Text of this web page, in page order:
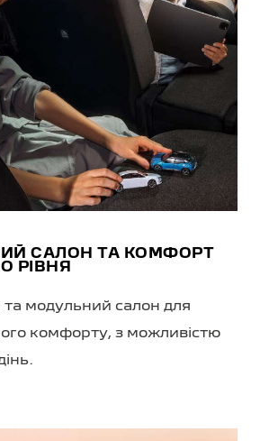
САЛОН ТА КОМФОРТ
РІВНЯ
та модульний салон для
комфорту, з можливістю